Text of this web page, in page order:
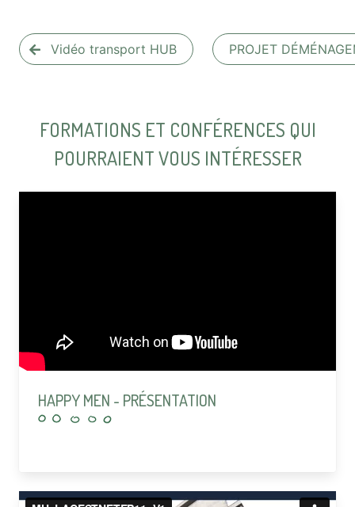
Vidéo transport HUB PROJET
FORMATIONS ET CONFÉRENCES QUI
POURRAIENT VOUS INTÉRESSER
HAPPY MEN - PRÉSENTATION